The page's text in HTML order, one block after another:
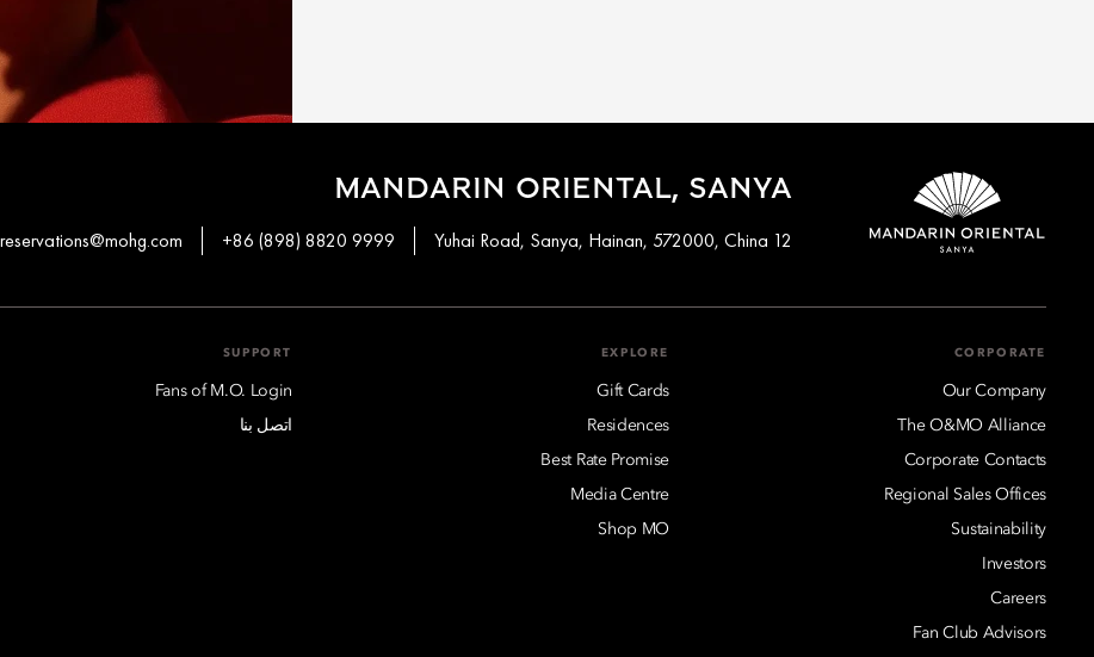
MANDARIN ORIENTAL, SANYA
12 Yuhai Road, Sanya, Hainan, 572000, China
+86 (898) 8820 9999
CORPORATE
Our Company
The O&MO Alliance
Corporate Contacts
Regional Sales Offices
Sustainability
Investors
Careers
Fan Club Advisors
EXPLORE
Gift Cards
Residences
Best Rate Promise
Media Centre
Shop MO
SUPPORT
Fans of M.O. Login
اتصل بنا